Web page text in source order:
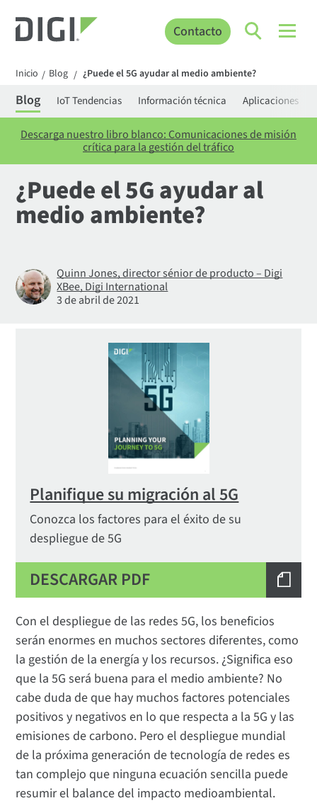
Contacto
Inicio / Blog / ¿Puede el 5G ayudar al medio ambiente?
Blog IoT Tendencias Información técnica Aplicaciones
Descarga nuestro libro blanco: Comunicaciones de misión
crítica para la gestión del tráfico
¿Puede el 5G ayudar al
medio ambiente?
Quinn Jones, director sénior de producto – Digi
XBee, Digi International
3 de abril de 2021
Planifique su migración al 5G
Conozca los factores para el éxito de su
despliegue de 5G
DESCARGAR PDF
Con el despliegue de las redes 5G, los beneficios
serán enormes en muchos sectores diferentes, como
la gestión de la energía y los recursos. ¿Significa eso
que la 5G será buena para el medio ambiente? No
cabe duda de que hay muchos factores potenciales
positivos y negativos en lo que respecta a la 5G y las
emisiones de carbono. Pero el despliegue mundial
de la próxima generación de tecnología de redes es
tan complejo que ninguna ecuación sencilla puede
resumir el balance del impacto medioambiental.